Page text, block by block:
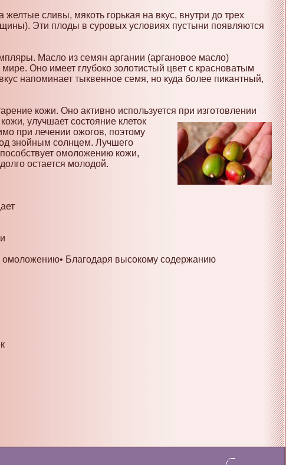
сливы, мякоть горькая на вкус, внутри до трех
Эти плоды в суровых условиях пустыни появляются
Масло из семян аргании (аргановое масло)
Оно имеет глубоко золотистый цвет с красноватым
напоминает тыквенное семя, но куда более пикантный,
кожи. Оно активно используется при изготовлении
улучшает состояние клеток
при лечении ожогов, поэтому
знойным солнцем. Лучшего
омоложению кожи,
остается молодой.
омоложению• Благодаря высокому содержанию